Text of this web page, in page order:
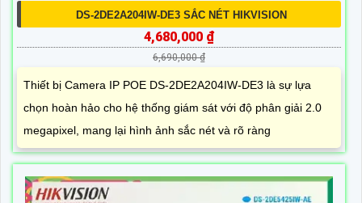
DS-2DE2A204IW-DE3 SẮC NÉT HIKVISION
4,680,000 ₫
6,690,000 ₫
Thiết bị Camera IP POE DS-2DE2A204IW-DE3 là sự lựa
chọn hoàn hảo cho hệ thống giám sát với độ phân giải 2.0
megapixel, mang lại hình ảnh sắc nét và rõ ràng